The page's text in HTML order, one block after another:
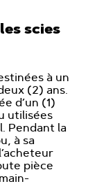
scies
à un
(2) ans.
d’un (1)
utilisées
Pendant la
à sa
pièce